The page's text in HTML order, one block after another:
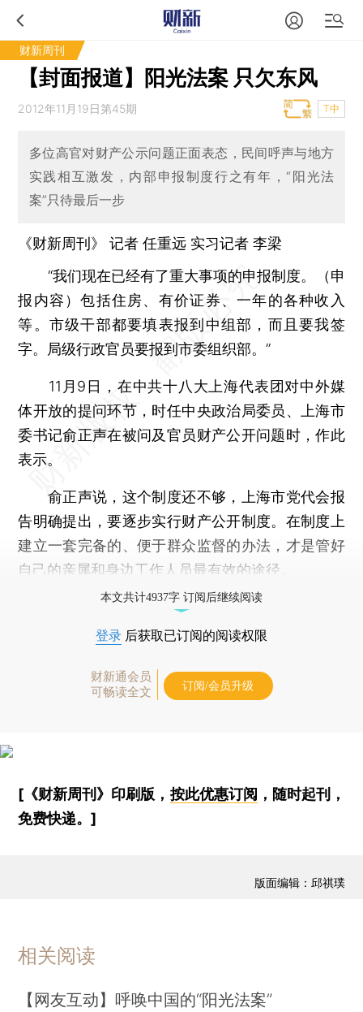
财新周刊
【封面报道】阳光法案 只欠东风
2012年11月19日第45期 T中
多位高官对财产公示问题正面表态，民间呼声与地方
实践相互激发，内部申报制度行之有年，“阳光法
案”只待最后一步
《财新周刊》 记者任重远 实习记者 李梁
“我们现在已经有了重大事项的申报制度。（申
报内容）包括住房、有价证券、一年的各种收入
等。市级干部都要填表报到中组部，而且要我签
字。局级行政官员要报到市委组织部。”
11月9日，在中共十八大上海代表团对中外媒
体开放的提问环节，时任中央政治局委员、上海市
委书记俞正声在被问及官员财产公开问题时，作此
表示。
俞正声说，这个制度还不够，上海市党代会报
告明确提出，要逐步实行财产公开制度。在制度上
建立一套完备的、便于群众监督的办法，才是管好
自己的亲属和身边工作人员最有效的途径。
本文共计4937字 订阅后继续阅读
登录 后获取已订阅的阅读权限
财新通会员
可畅读全文
订阅/会员升级
[《财新周刊》印刷版， 按此优惠订阅 ，随时起刊，
免费快递。]
版面编辑：邱祺璞
相关阅读
【网友互动】呼唤中国的“阳光法案”